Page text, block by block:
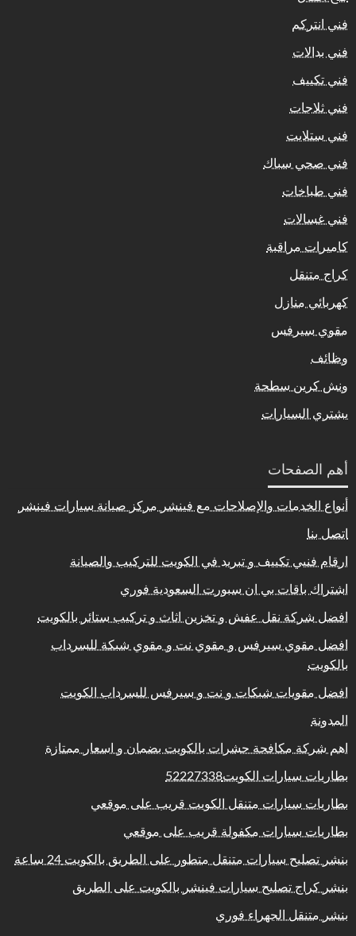
فني انتركم
فني بدالات
فني تكييف
فني ثلاجات
فني ستلايت
فني صحي سباك
فني طباخات
فني غسالات
كاميرات مراقبة
كراج متنقل
كهربائي منازل
مقوي سيرفس
وظائف
ونش كرين سطحة
يشتري السيارات
أهم الصفحات
أنواع الخدمات والإصلاحات مع فينشر مركز صيانة سيارات فينشر
اتصل بنا
ارقام فنيي تكييف و تبريد في الكويت للتركيب والصيانة
اشتراك باقات بي ان سبورت السعودية فوري
افضل شركة نقل عفش و تخزين اثاث و تركيب ستائر بالكويت
افضل مقوي سيرفس و مقوي نت و مقوي شبكة للسرداب
بالكويت
افضل مقويات شبكات و نت و سيرفس للسرداب الكويت
المدونة
اهم شركة مكافحة حشرات بالكويت بضمان و اسعار ممتازة
بطاريات سيارات الكويت52227338
بطاريات سيارات متنقل الكويت قريب على موقعي
بطاريات سيارات مكفولة قريب على موقعي
بنشر تصليح سيارات متنقل متطور على الطريق بالكويت 24 ساعة
بنشر كراج تصليح سيارات فينشر بالكويت على الطريق
بنشر متنقل الجهراء فوري